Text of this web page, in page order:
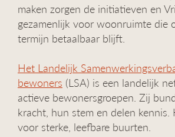
maken zorgen de initiatieven en
gezamenlijk voor woonruimte die
termijn betaalbaar blijft.
Het Landelijk
bewoners (LSA) is een landelijk
actieve bewonersgroepen. Zij
kracht, hun stem en delen kennis.
voor sterke, leefbare buurten.